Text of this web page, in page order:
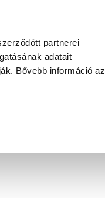
partnerei
adatait
Bővebb információ az